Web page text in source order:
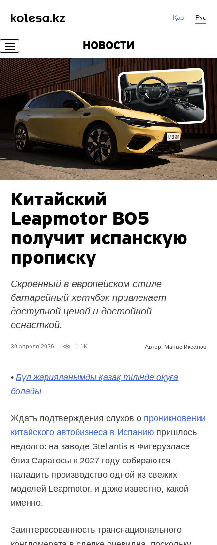
Қаз Рус
НОВОСТИ
Китайский
Leapmotor B05
получит испанскую
прописку
Скроенный в европейском стиле
батарейный хетчбэк привлекает
доступной ценой и достойной
оснасткой.
30 апреля 2026 1.1K Автор: Манас Иксанов
•Бұл жарияланымды қазақ тілінде оқуға
болады
Ждать подтверждения слухов о проникновении
китайского автобизнеса в Испанию пришлось
недолго: на заводе Stellantis в Фигеруэласе
близ Сарагосы к 2027 году собираются
наладить производство одной из свежих
моделей Leapmotor, и даже известно, какой
именно.
Заинтересованность транснационального